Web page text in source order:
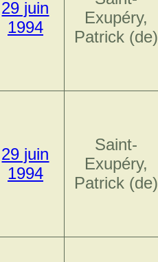
29 juin
1994
Exupéry,
Patrick (de)
29 juin
1994
Saint-
Exupéry,
Patrick (de)